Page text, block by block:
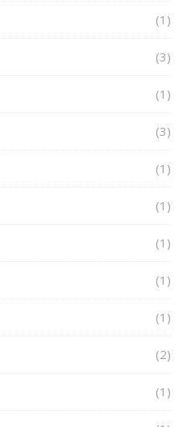
(1)
(3)
(1)
(3)
(1)
(1)
(1)
(1)
(1)
(2)
(1)